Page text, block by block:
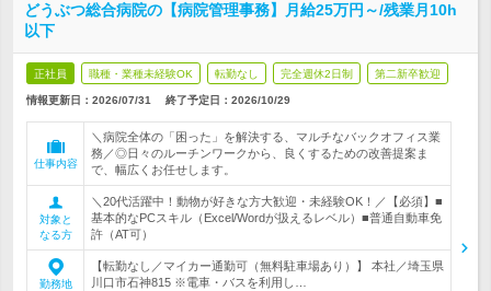
どうぶつ総合病院の【病院管理事務】月給25万円～/残業月10h
以下
正社員 職種・業種未経験OK 転勤なし 完全週休2日制 第二新卒歓迎
情報更新日：2026/07/31 終了予定日： 2026/10/29
仕事内容
＼病院全体の「困った」を解決する、マルチなバックオフィス業
務／◎日々のルーチンワークから、良くするための改善提案ま
で、幅広くお任せします。
対象と
なる方
＼20代活躍中！動物が好きな方大歓迎・未経験OK！／【必須】■
基本的なPCスキル（Excel/Wordが扱えるレベル）■普通自動車免
許（AT可）
勤務地
【転勤なし／マイカー通勤可（無料駐車場あり）】 本社／埼玉県
川口市石神815 ※電車・バスを利用し…